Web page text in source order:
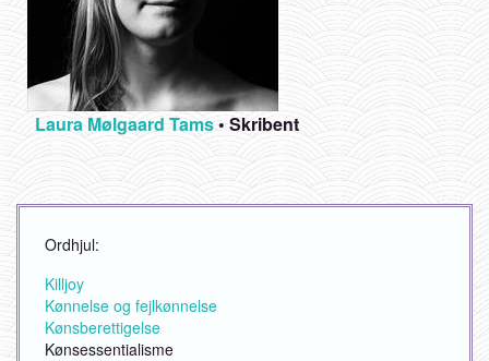
Laura Mølgaard Tams• Skribent
Ordhjul:
Killjoy
Kønnelse og fejlkønnelse
Kønsberettigelse
Kønsessentialisme